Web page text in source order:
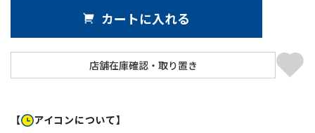
カートに入れる
【 アイコンについて】